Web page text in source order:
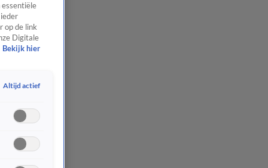
op de link
Digitale
Bekijk hier
Altijd actief